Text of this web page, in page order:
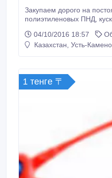
Закупаем дорого на
полиэтиленовых ПНД, куски обрезки лежалые, брак
строительстве водоводов
расчёт. Возможен
04/10/2016 18:57
Казахстан, Усть-
1 тенге 〒